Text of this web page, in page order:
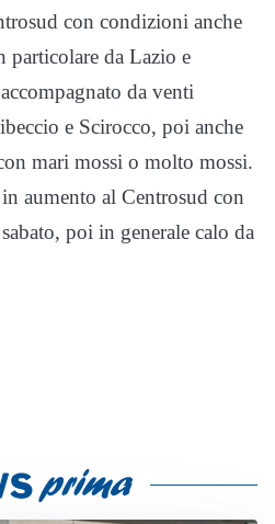
con condizioni anche
particolare da Lazio e
da venti
e Scirocco, poi anche
mari mossi o molto mossi.
aumento al Centrosud con
poi in generale calo da